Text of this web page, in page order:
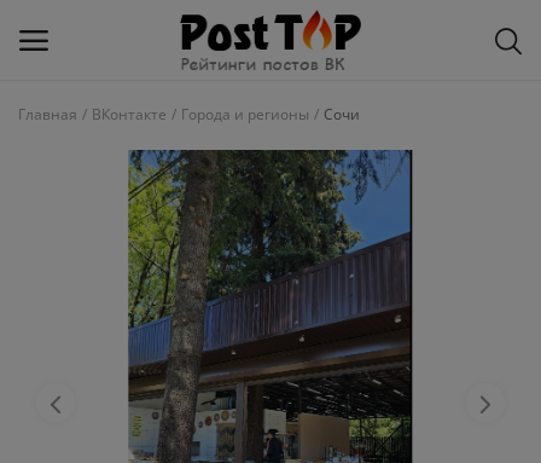
О рейтинге
Статьи, обзоры
Главная ВКонтакте Города и регионы Сочи